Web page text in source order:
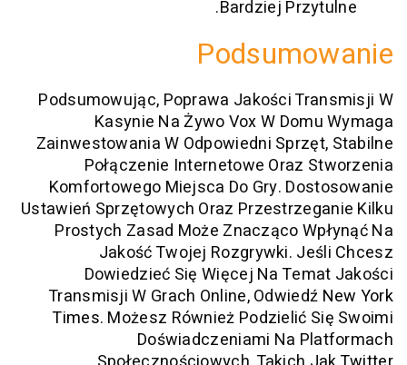
Bardziej
Podsumowując, Poprawa Jakości
Kasynie Na Żywo Vox W
Zainwestowania W Odpowiedni
Połączenie Internetowe Oraz
Komfortowego Miejsca Do Gry.
Ustawień Sprzętowych Oraz
Prostych Zasad Może Znacząco
Jakość Twojej Rozgrywki.
Dowiedzieć Się Więcej Na
Transmisji W Grach Online, Odwiedź
Times. Możesz Również Podzielić
Doświadczeniami Na